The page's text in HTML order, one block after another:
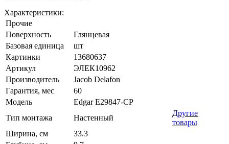
Характеристики:
Прочие
Поверхность
Глянцевая
Базовая единица
шт
Картинки
13680637
Артикул
ЭЛЕК10962
Производитель
Jacob Delafon
Гарантия, мес
60
Модель
Edgar E29847-CP
Тип монтажа
Настенный
Другие
товары
Ширина, см
33.3